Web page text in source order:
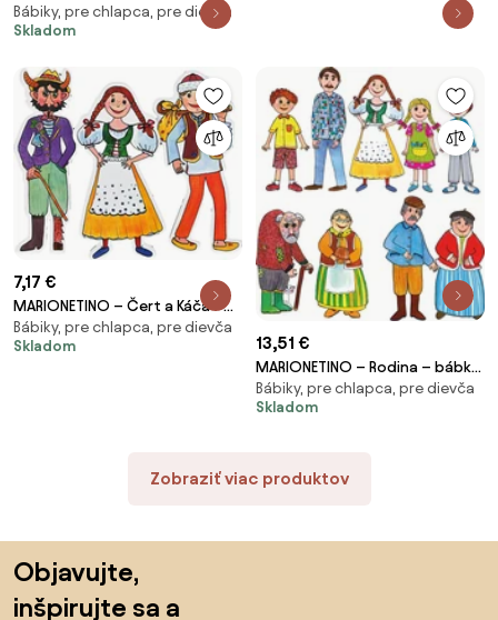
a kulís – Kráľovská rozprávka
Bábiky, pre chlapca, pre dievča
Skladom
7,17 €
MARIONETINO – Čert a Káča –
bábky 3 ks
Bábiky, pre chlapca, pre dievča
Skladom
13,51 €
MARIONETINO – Rodina – bábky
9 ks
Bábiky, pre chlapca, pre dievča
Skladom
Zobraziť viac produktov
Objavujte,
inšpirujte sa a